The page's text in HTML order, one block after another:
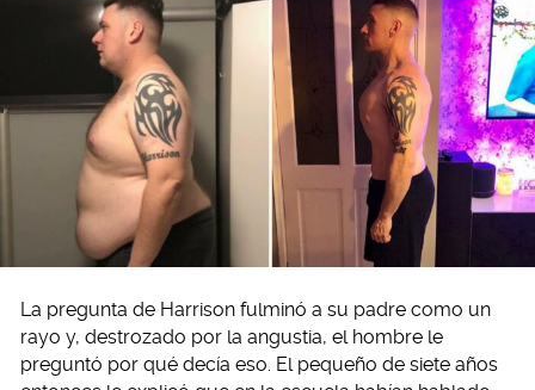
La pregunta de Harrison fulminó a su padre como un
rayo y, destrozado por la angustia, el hombre le
preguntó por qué decía eso. El pequeño de siete años